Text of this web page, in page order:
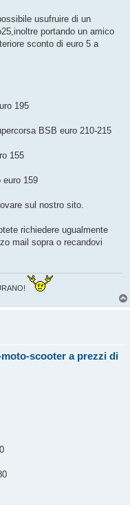
usufruire di un
portando un amico
sconto di euro 5 a
195
BSB euro 210-215
155
euro 159
sul nostro sito.
richiedere ugualmente
mail sopra o recandovi
scooter a prezzi di